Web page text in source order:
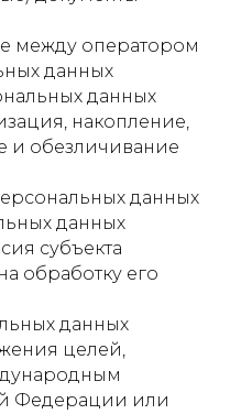
между оператором
данных
данных
накопление,
и обезличивание
данных
данных
субъекта
обработку его
данных
целей,
Федерации или